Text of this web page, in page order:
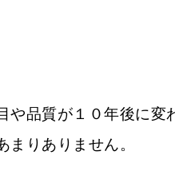
や品質が１０年後に変
まりありません。